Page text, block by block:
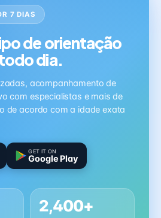
7 DIAS
de orientação
dia.
acompanhamento de
com especialistas e mais de
de acordo com a idade exata
GET IT ON
Google Play
2,400+